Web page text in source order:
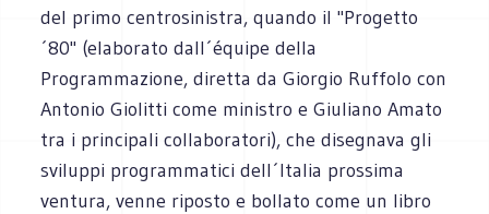
del primo centrosinistra, quando il "Progetto
´80" (elaborato dall´équipe della
Programmazione, diretta da Giorgio Ruffolo con
Antonio Giolitti come ministro e Giuliano Amato
tra i principali collaboratori), che disegnava gli
sviluppi programmatici dell´Italia prossima
ventura, venne riposto e bollato come un libro